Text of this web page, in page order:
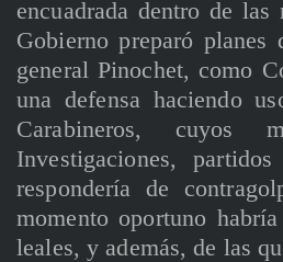
encuadrada dentro de
Gobierno preparó
general Pinochet, como
una defensa haciendo
Carabineros, cuyos
Investigaciones,
respondería de
momento oportuno
leales, y además, de las